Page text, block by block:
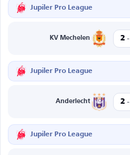
Jupiler Pro League
KV Mechelen 2 -
Jupiler Pro League
Anderlecht 2 -
Jupiler Pro League